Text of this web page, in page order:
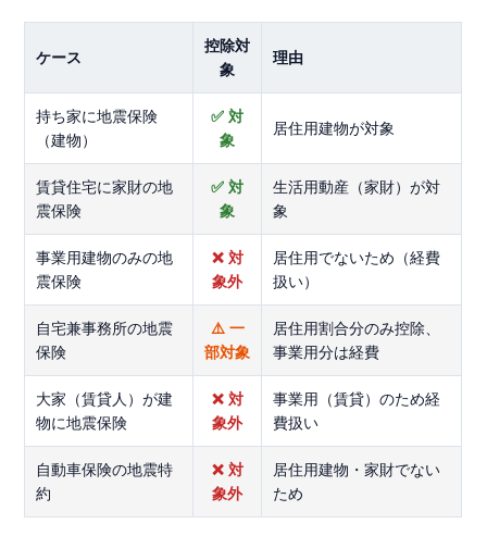
ケース
控除対
象
理由
持ち家に地震保険
（建物）
✅ 対
象
居住用建物が対象
賃貸住宅に家財の地
震保険
✅ 対
象
生活用動産（家財）が対
象
事業用建物のみの地
震保険
❌ 対
象外
居住用でないため（経費
扱い）
自宅兼事務所の地震
保険
⚠️ 一
部対象
居住用割合分のみ控除、
事業用分は経費
大家（賃貸人）が建
物に地震保険
❌ 対
象外
事業用（賃貸）のため経
費扱い
自動車保険の地震特
約
❌ 対
象外
居住用建物・家財でない
ため